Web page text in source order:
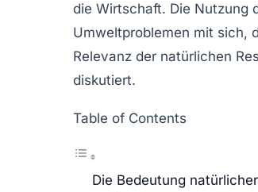
die Wirtschaft. Die Nutzung
Umweltproblemen mit sich,
Relevanz der natürlichen
diskutiert.
Table of Contents
Die Bedeutung